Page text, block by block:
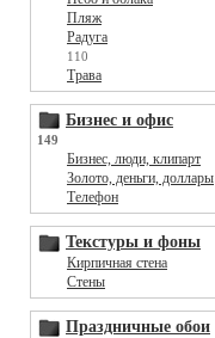
Пляж
Радуга
110
Трава
Бизнес и офис
149
Бизнес, люди, клипарт
Золото, деньги, доллары
Телефон
Текстуры и фоны
Кирпичная стена
Стены
Праздничные обои